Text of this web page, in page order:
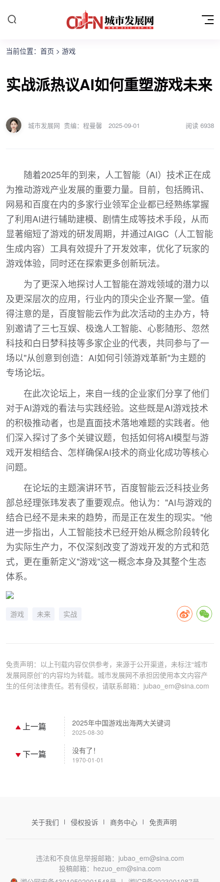
当前位置： 首页 > 游戏
实战派热议AI如何重塑游戏未来
城市发展网 责编：程曼馨 2025-09-01 阅读 6938
随着2025年的到来，人工智能（AI）技术正在成
为推动游戏产业发展的重要力量。目前，包括腾讯、
网易和百度在内的多家行业领军企业都已经熟练掌握
了利用AI进行辅助建模、剧情生成等技术手段，从而
显著缩短了游戏的研发周期，并通过AIGC（人工智能
生成内容）工具有效提升了开发效率，优化了玩家的
游戏体验，同时还在探索更多创新玩法。
为了更深入地探讨人工智能在游戏领域的潜力以
及更深层次的应用，行业内的顶尖企业齐聚一堂。值
得注意的是，百度智能云作为此次活动的主办方，特
别邀请了三七互娱、极逸人工智能、心影随形、忽然
科技和白日梦科技等多家企业的代表，共同参与了一
场以"从创意到创造：AI如何引领游戏革新"为主题的
专场论坛。
在此次论坛上，来自一线的企业家们分享了他们
对于AI游戏的看法与实践经验。这些既是AI游戏技术
的积极推动者，也是直面技术落地难题的实践者。他
们深入探讨了多个关键议题，包括如何将AI模型与游
戏开发相结合、怎样确保AI技术的商业化成功等核心
问题。
在论坛的主题演讲环节，百度智能云泛科技业务
部总经理张玮发表了重要观点。他认为："AI与游戏的
结合已经不是未来的趋势，而是正在发生的现实。"他
进一步指出，人工智能技术已经开始从概念阶段转化
为实际生产力，不仅深刻改变了游戏开发的方式和范
式，更在重新定义"游戏"这一概念本身及其整个生态
体系。
游戏 未来 实战
免责声明：以上刊载内容仅供参考，来源于公开渠道，未标注“城市
发展网原创”的内容均为转载。城市发展网不承担因使用本文内容产
生的任何法律责任。若有侵权，请联系邮箱：jubao_em@sina.com
上一篇 2025年中国游戏出海两大关键词
2025-08-30
下一篇 没有了！
1970-01-01
关于我们 侵权投诉 商务中心 免责声明
违法和不良信息举报邮箱：jubao_em@sina.com
投稿邮箱：hezuo_em@sina.com